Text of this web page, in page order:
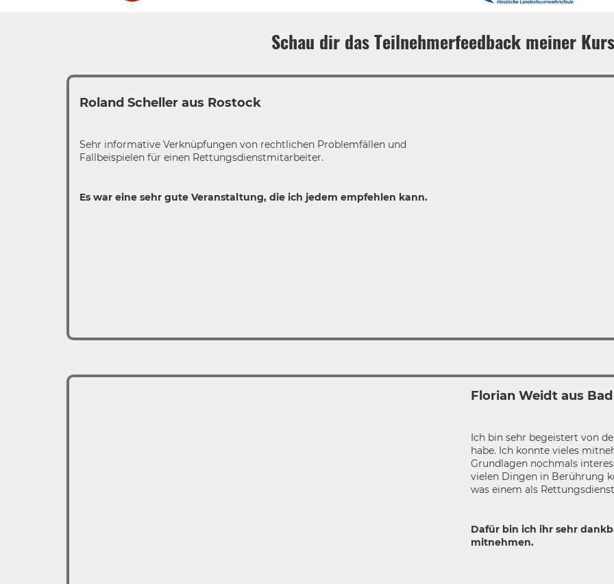
Schau dir das Teilnehmerfeedback meiner
Roland Scheller aus Rostock
Sehr informative Verknüpfungen von rechtlichen Problemfällen und
Fallbeispielen für einen Rettungsdienstmitarbeiter.
Es war eine sehr gute Veranstaltung, die ich jedem empfehlen kann.
Florian Weidt aus
Ich bin sehr begeistert von
habe. Ich konnte vieles
Grundlagen nochmals
vielen Dingen in Berührung
was einem als
Dafür bin ich ihr sehr
mitnehmen.